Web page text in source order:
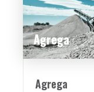
Agrega
Agrega